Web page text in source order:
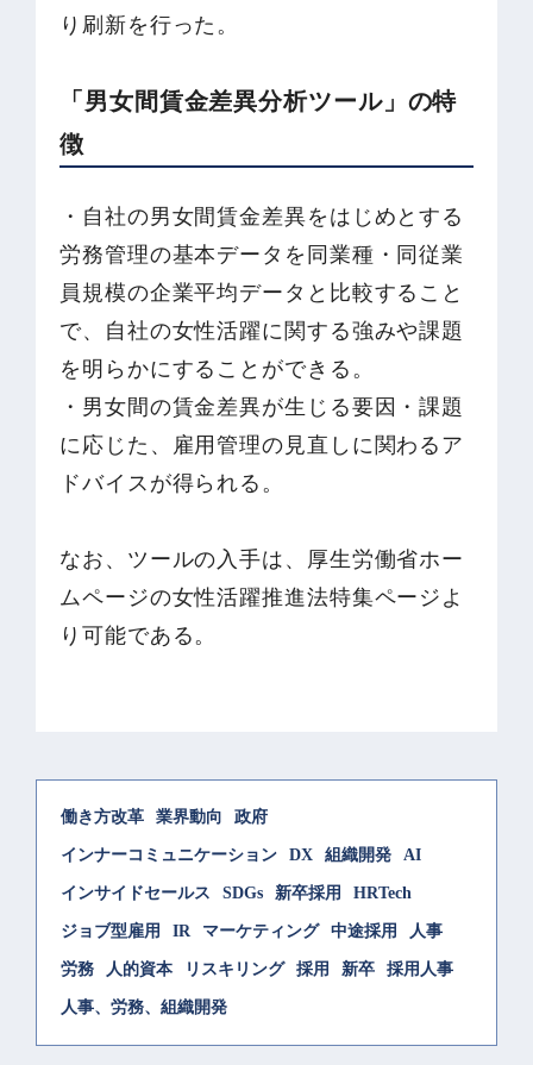
り刷新を行った。
「男女間賃金差異分析ツール」の特
徴
・自社の男女間賃金差異をはじめとする
労務管理の基本データを同業種・同従業
員規模の企業平均データと比較すること
で、自社の女性活躍に関する強みや課題
を明らかにすることができる。
・男女間の賃金差異が生じる要因・課題
に応じた、雇用管理の見直しに関わるア
ドバイスが得られる。
なお、ツールの入手は、厚生労働省ホー
ムページの女性活躍推進法特集ページよ
り可能である。
働き方改革 業界動向 政府
インナーコミュニケーション DX 組織開発 AI
インサイドセールス SDGs 新卒採用 HRTech
ジョブ型雇用 IR マーケティング 中途採用 人事
労務 人的資本 リスキリング 採用 新卒 採用人事
人事、労務、組織開発